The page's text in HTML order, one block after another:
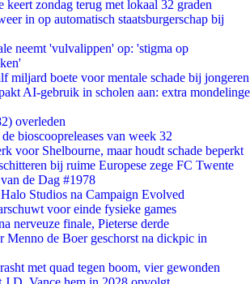
keert zondag terug met lokaal 32 graden
in op automatisch staatsburgerschap bij
neemt 'vulvalippen' op: 'stigma op
miljard boete voor mentale schade bij jongeren
AI-gebruik in scholen aan: extra mondelinge
overleden
bioscoopreleases van week 32
voor Shelbourne, maar houdt schade beperkt
bij ruime Europese zege FC Twente
de Dag #1978
Studios na Campaign Evolved
voor einde fysieke games
nerveuze finale, Pieterse derde
Menno de Boer geschorst na dickpic in
met quad tegen boom, vier gewonden